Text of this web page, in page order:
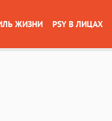
ЖИЗНИ PSY В ЛИЦАХ